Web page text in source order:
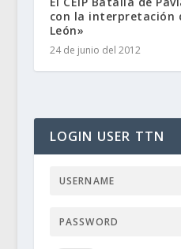
con la interpretación
León»
24 de junio del 2012
LOGIN USER TTN